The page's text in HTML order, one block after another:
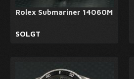
Rolex Submariner 14060M
SOLGT